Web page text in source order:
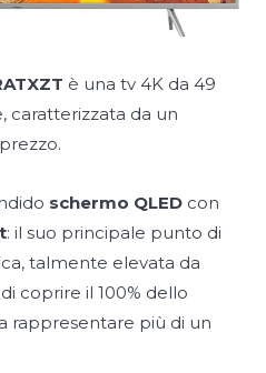
è una tv 4K da 49
caratterizzata da un
schermo QLED con
: il suo principale punto di
talmente elevata da
coprire il 100% dello
rappresentare più di un